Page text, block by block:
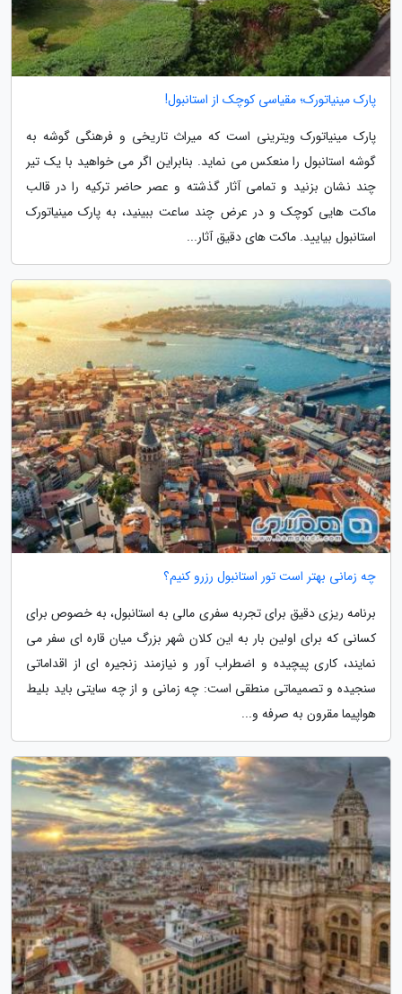
پارک مینیاتورک؛ مقیاسی کوچک از استانبول!
پارک مینیاتورک ویترینی است که میراث تاریخی و فرهنگی گوشه به
گوشه استانبول را منعکس می نماید. بنابراین اگر می خواهید با یک تیر
چند نشان بزنید و تمامی آثار گذشته و عصر حاضر ترکیه را در قالب
ماکت هایی کوچک و در عرض چند ساعت ببینید، به پارک مینیاتورک
استانبول بیایید. ماکت های دقیق آثار...
چه زمانی بهتر است تور استانبول رزرو کنیم؟
برنامه ریزی دقیق برای تجربه سفری مالی به استانبول، به خصوص برای
کسانی که برای اولین بار به این کلان شهر بزرگ میان قاره ای سفر می
نمایند، کاری پیچیده و اضطراب آور و نیازمند زنجیره ای از اقداماتی
سنجیده و تصمیماتی منطقی است: چه زمانی و از چه سایتی باید بلیط
هواپیما مقرون به صرفه و...